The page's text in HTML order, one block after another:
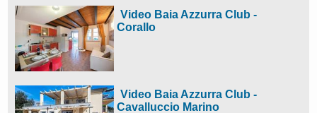
Video Baia Azzurra Club -
Corallo
Video Baia Azzurra Club -
Cavalluccio Marino